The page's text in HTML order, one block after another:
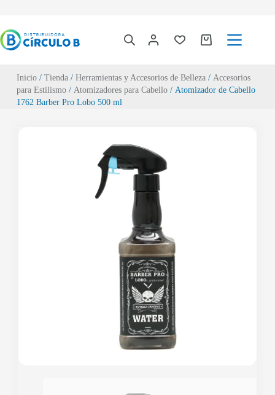
Inicio/ Tienda/ Herramientas y Accesorios de Belleza/ Accesorios
para Estilismo/ Atomizadores para Cabello/ Atomizador de Cabello
1762 Barber Pro Lobo 500 ml